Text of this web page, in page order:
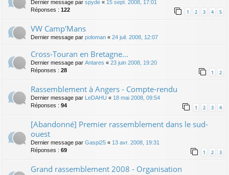
Dernier message par spyde « 15 sept. 2008, 17:01
Réponses : 122 1 2 3 4 5
VW Camp'Mans
Dernier message par poloman « 24 juil. 2008, 12:07
Cross-Touran en Bretagne...
Dernier message par Antares « 23 juin 2008, 19:20
Réponses : 28 1 2
Rassemblement à Angers - Compte-rendu
Dernier message par LeDAHU « 18 mai 2008, 09:54
Réponses : 94 1 2 3 4
[Abandonné] Premier rassemblement dans le sud-
ouest
Dernier message par Gaspi25 « 13 avr. 2008, 19:31
Réponses : 69 1 2 3
Grand rassemblement 2008 - Organisation